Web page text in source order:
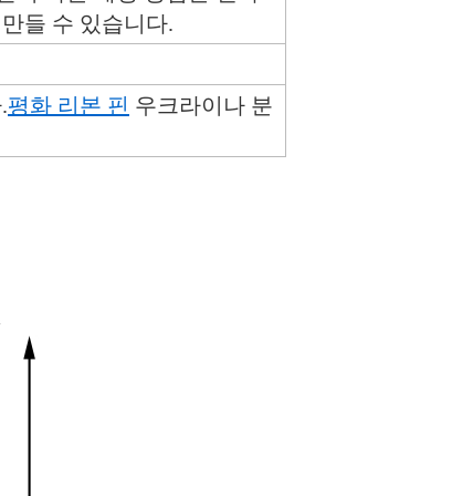
들 수 있습니다.
평화 리본 핀 우크라이나 분